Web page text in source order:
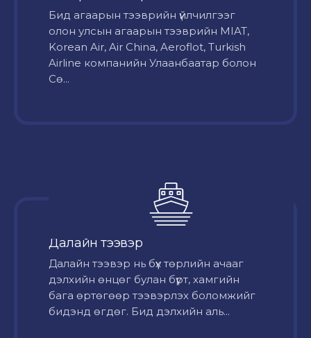
Бид агаарын тээврийн үйлчилгээг
олон улсын агаарын тээврийн MIAT,
Korean Air, Air China, Aeroflot, Turkish
Airline компанийн Улаанбаатар болон
Сө...
Далайн тээвэр
Далайн тээвэр нь бүх төрлийн ачааг
дэлхийн өнцөг булан бүрт, хамгийн
бага өртөгөөр тээвэрлэх боломжийг
бидэнд өгдөг. Бид дэлхийн аль...